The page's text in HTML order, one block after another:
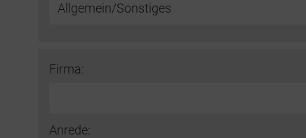
Firma:
Anrede: